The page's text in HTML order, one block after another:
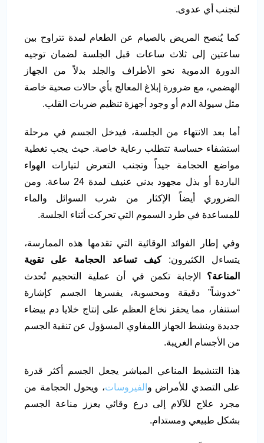
لتجنب أي عدوى.
كما يُنصح المريض بالصيام عن الطعام لمدة تتراوح بين
ساعتين إلى ثلاث ساعات قبل الجلسة لضمان توجيه
الدورة الدموية نحو الأطراف والجلد بدلاً من الجهاز
الهضمي، مع ضرورة إبلاغ المعالج بأي حالات صحية خاصة
مثل سيولة الدم أو وجود أجهزة تنظيم ضربات القلب.
أما بعد الانتهاء من الجلسة، فيدخل الجسم في مرحلة
استشفاء حساسة تتطلب رعاية خاصة. حيث يجب تغطية
مواضع الحجامة جيداً وتجنب التعرض لتيارات الهواء
الباردة أو بذل مجهود بدني عنيف لمدة 24 ساعة. ومن
الضروري أيضاً الإكثار من شرب السوائل والماء
للمساعدة في طرد السموم التي تحركت أثناء الجلسة.
وفي إطار الفوائد الوقائية التي تقدمها هذه الممارسة،
يتساءل الكثيرون:كيف تساعد الحجامة على تقوية
المناعة؟ الإجابة تكمن في أن عملية التحجيم تُحدث
“خدوشاً” دقيقة ومحسوبة، يفسرها الجسم كإشارة
استنفار، مما يحفز نخاع العظم على إنتاج خلايا دم بيضاء
جديدة وينشط الجهاز اللمفاوي المسؤول عن تنقية الجسم
من الأجسام الغريبة.
هذا التنشيط المناعي المباشر يجعل الجسم أكثر قدرة
على التصدي للأمراض و الفيروسات، ويحول الحجامة من
مجرد علاج للآلام إلى درع وقائي يعزز مناعة الجسم
بشكل طبيعي ومستدام.